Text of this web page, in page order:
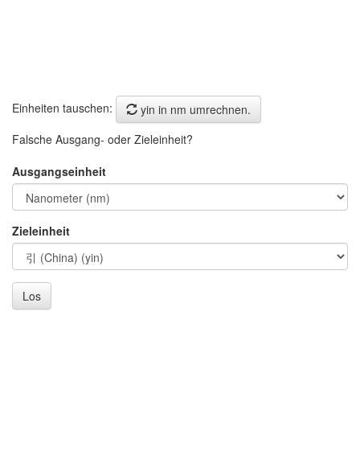
Einheiten tauschen:
yin in nm umrechnen.
Falsche Ausgang- oder Zieleinheit?
Ausgangseinheit
Zieleinheit
Los